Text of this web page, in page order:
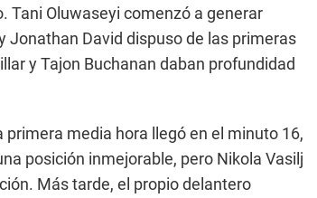
Tani Oluwaseyi comenzó a generar
Jonathan David dispuso de las primeras
y Tajon Buchanan daban profundidad
media hora llegó en el minuto 16,
posición inmejorable, pero Nikola Vasilj
Más tarde, el propio delantero